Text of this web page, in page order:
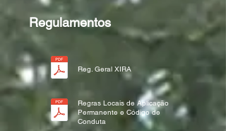
Regulamentos
Reg. Geral XIRA
Regras Locais de Aplicação
Permanente e Código de
Conduta